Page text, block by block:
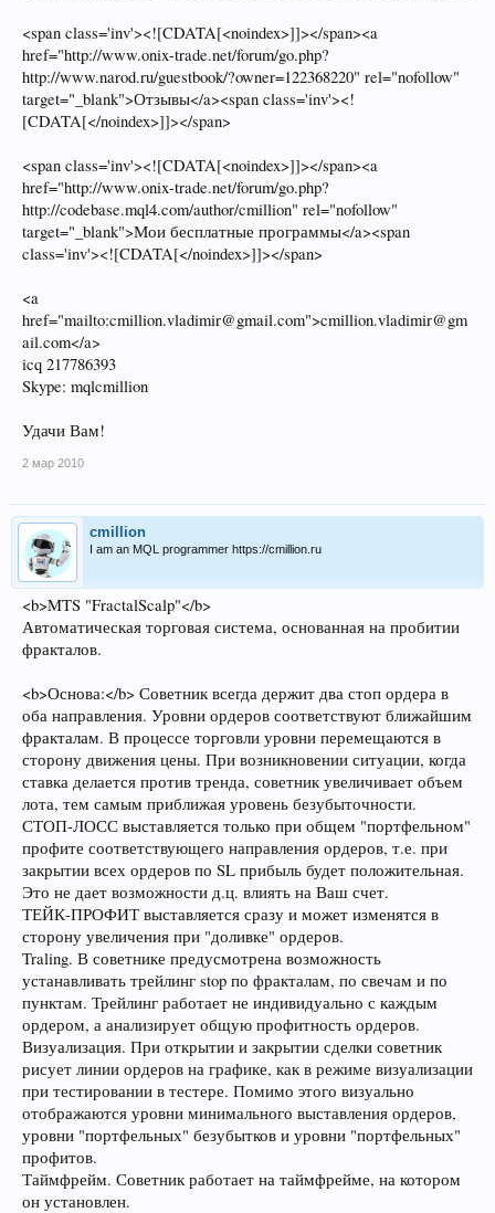
<span class='inv'><![CDATA[<noindex>]]></span><a
href="http://www.onix-trade.net/forum/go.php?
http://www.narod.ru/guestbook/?owner=122368220" rel="nofollow"
target="_blank">Отзывы</a><span class='inv'><!
[CDATA[</noindex>]]></span>
<span class='inv'><![CDATA[<noindex>]]></span><a
href="http://www.onix-trade.net/forum/go.php?
http://codebase.mql4.com/author/cmillion" rel="nofollow"
target="_blank">Мои бесплатные программы</a><span
class='inv'><![CDATA[</noindex>]]></span>
<a
href="mailto:cmillion.vladimir@gmail.com">cmillion.vladimir@gm
ail.com</a>
icq 217786393
Skype: mqlcmillion
Удачи Вам!
2 мар 2010
cmillion
I am an MQL programmer https://cmillion.ru
<b>MTS "FractalScalp"</b>
Автоматическая торговая система, основанная на пробитии
фракталов.
<b>Основа:</b> Советник всегда держит два стоп ордера в
оба направления. Уровни ордеров соответствуют ближайшим
фракталам. В процессе торговли уровни перемещаются в
сторону движения цены. При возникновении ситуации, когда
ставка делается против тренда, советник увеличивает объем
лота, тем самым приближая уровень безубыточности.
СТОП-ЛОСС выставляется только при общем "портфельном"
профите соответствующего направления ордеров, т.е. при
закрытии всех ордеров по SL прибыль будет положительная.
Это не дает возможности д.ц. влиять на Ваш счет.
ТЕЙК-ПРОФИТ выставляется сразу и может изменятся в
сторону увеличения при "доливке" ордеров.
Traling. В советнике предусмотрена возможность
устанавливать трейлинг stop по фракталам, по свечам и по
пунктам. Трейлинг работает не индивидуально с каждым
ордером, а анализирует общую профитность ордеров.
Визуализация. При открытии и закрытии сделки советник
рисует линии ордеров на графике, как в режиме визуализации
при тестировании в тестере. Помимо этого визуально
отображаются уровни минимального выставления ордеров,
уровни "портфельных" безубытков и уровни "портфельных"
профитов.
Таймфрейм. Советник работает на таймфрейме, на котором
он установлен.